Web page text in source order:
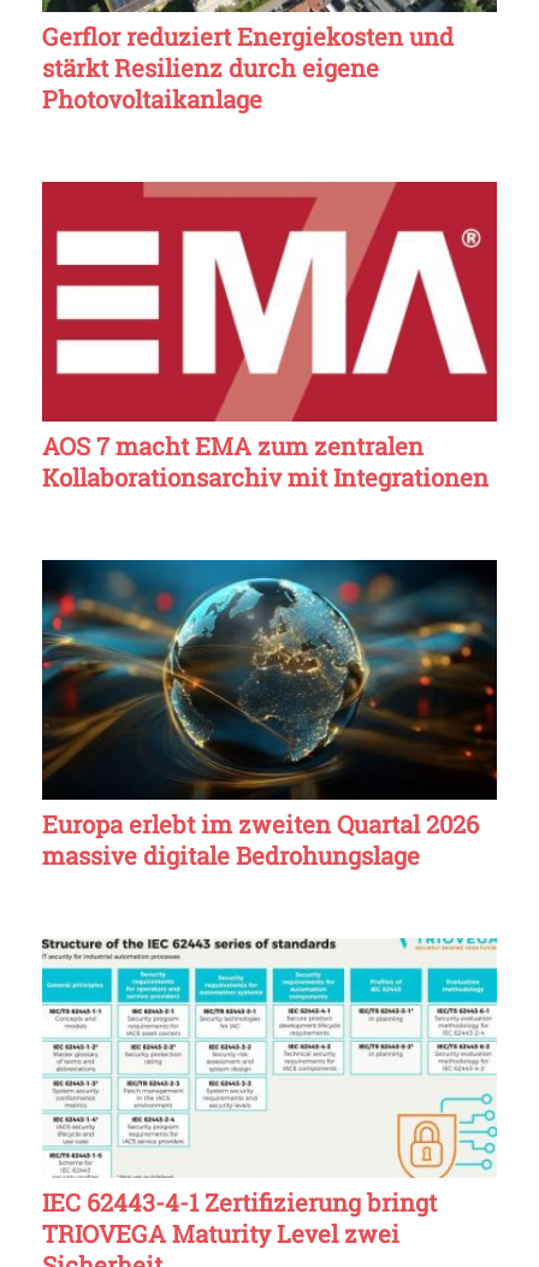
Gerflor reduziert Energiekosten und
stärkt Resilienz durch eigene
Photovoltaikanlage
AOS 7 macht EMA zum zentralen
Kollaborationsarchiv mit Integrationen
Europa erlebt im zweiten Quartal 2026
massive digitale Bedrohungslage
IEC 62443-4-1 Zertifizierung bringt
TRIOVEGA Maturity Level zwei